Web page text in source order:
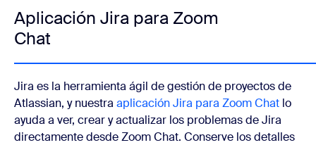
Aplicación Jira para Zoom
Chat
Jira es la herramienta ágil de gestión de proyectos de
Atlassian, y nuestra aplicación Jira para Zoom Chat lo
ayuda a ver, crear y actualizar los problemas de Jira
directamente desde Zoom Chat. Conserve los detalles